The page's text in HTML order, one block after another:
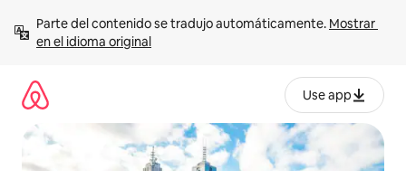
contenido
Parte del contenido se tradujo automáticamente. Mostrar
en el idioma original
Use app